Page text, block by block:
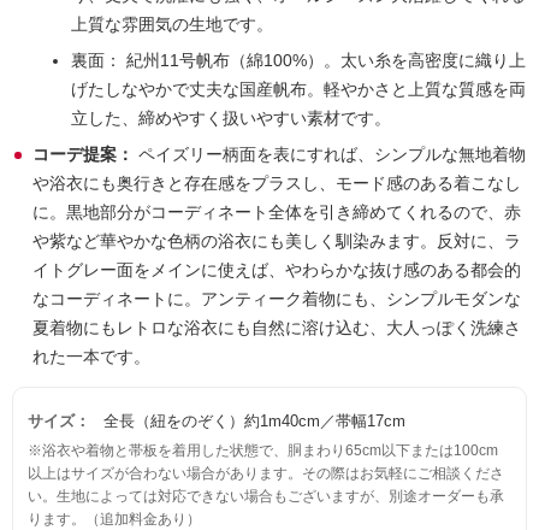
上質な雰囲気の生地です。
裏面：
紀州11号帆布（綿100%）。太い糸を高密度に織り上
げたしなやかで丈夫な国産帆布。軽やかさと上質な質感を両
立した、締めやすく扱いやすい素材です。
コーデ提案： ペイズリー柄面を表にすれば、シンプルな無地着物
や浴衣にも奥行きと存在感をプラスし、モード感のある着こなし
に。黒地部分がコーディネート全体を引き締めてくれるので、赤
や紫など華やかな色柄の浴衣にも美しく馴染みます。反対に、ラ
イトグレー面をメインに使えば、やわらかな抜け感のある都会的
なコーディネートに。アンティーク着物にも、シンプルモダンな
夏着物にもレトロな浴衣にも自然に溶け込む、大人っぽく洗練さ
れた一本です。
サイズ： 全長（紐をのぞく）約1m40cm／帯幅17cm
※浴衣や着物と帯板を着用した状態で、胴まわり65cm以下または100cm
以上はサイズが合わない場合があります。その際はお気軽にご相談くださ
い。生地によっては対応できない場合もございますが、別途オーダーも承
ります。（追加料金あり）